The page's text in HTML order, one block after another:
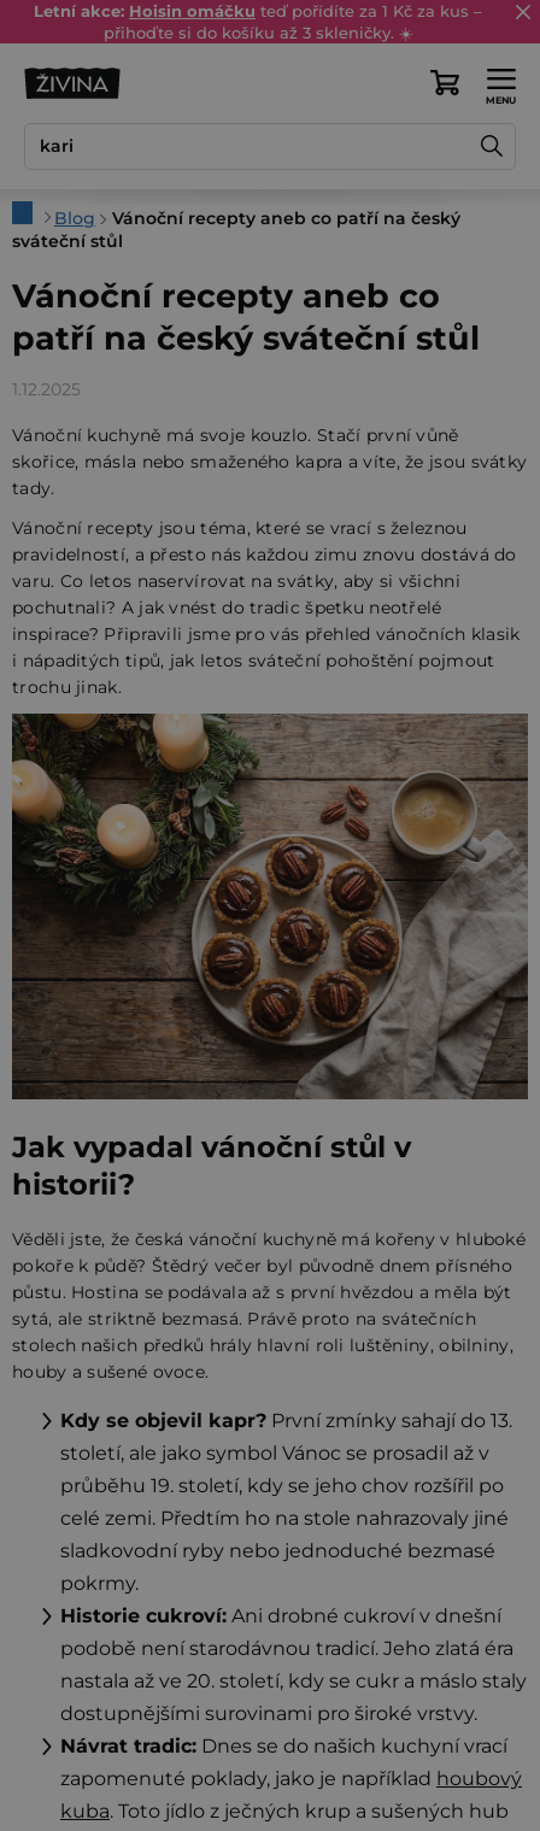
Přejít
na
obsah
Letní akce: Hoisin omáčku teď pořídíte za 1 Kč za kus –
přihoďte si do košíku až 3 skleničky. ☀️
Nákupní
DomůBlog
Vánoční recepty aneb co patří na český
sváteční stůl
Vánoční recepty aneb co
patří na český sváteční stůl
1.12.2025
Vánoční kuchyně má svoje kouzlo. Stačí první vůně
skořice, másla nebo smaženého kapra a víte, že jsou svátky
tady.
Vánoční recepty jsou téma, které se vrací s železnou
pravidelností, a přesto nás každou zimu znovu dostává do
varu. Co letos naservírovat na svátky, aby si všichni
pochutnali? A jak vnést do tradic špetku neotřelé
inspirace? Připravili jsme pro vás přehled vánočních klasik
i nápaditých tipů, jak letos sváteční pohoštění pojmout
trochu jinak.
Jak vypadal vánoční stůl v
historii?
Věděli jste, že česká vánoční kuchyně má kořeny v hluboké
pokoře k půdě? Štědrý večer byl původně dnem přísného
půstu. Hostina se podávala až s první hvězdou a měla být
sytá, ale striktně bezmasá. Právě proto na svátečních
stolech našich předků hrály hlavní roli luštěniny, obilniny,
houby a sušené ovoce.
Kdy se objevil kapr? První zmínky sahají do 13.
století, ale jako symbol Vánoc se prosadil až v
průběhu 19. století, kdy se jeho chov rozšířil po
celé zemi. Předtím ho na stole nahrazovaly jiné
sladkovodní ryby nebo jednoduché bezmasé
pokrmy.
Historie cukroví: Ani drobné cukroví v dnešní
podobě není starodávnou tradicí. Jeho zlatá éra
nastala až ve 20. století, kdy se cukr a máslo staly
dostupnějšími surovinami pro široké vrstvy.
Návrat tradic: Dnes se do našich kuchyní vrací
zapomenuté poklady, jako je například houbový
kuba. Toto jídlo z ječných krup a sušených hub